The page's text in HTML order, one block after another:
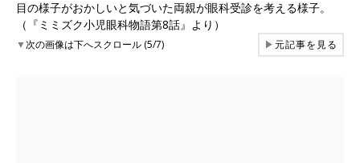
目の様子がおかしいと気づいた両親が眼科受診を考える様子。
（『ミミズク小児眼科物語第8話』より）
▼次の画像は下へスクロール (5/7) ▶元記事を見る